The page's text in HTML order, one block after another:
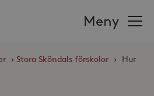
Meny
› Stora Sköndals förskolor ›
Hur